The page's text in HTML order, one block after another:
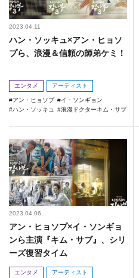
2023.04.11
ハン・ソッキュ×アン・ヒョソ
プら、浪漫＆信頼の師弟ケミ！
エンタメ アーティスト
アン・ヒョソプ
イ・ソンギョン
ハン・ソッキュ
浪漫ドクターキム・サブ
2023.04.06
アン・ヒョソプ×イ・ソンギョ
ンら主演『キム・サブ』、シリ
ーズ復習タイム
エンタメ アーティスト